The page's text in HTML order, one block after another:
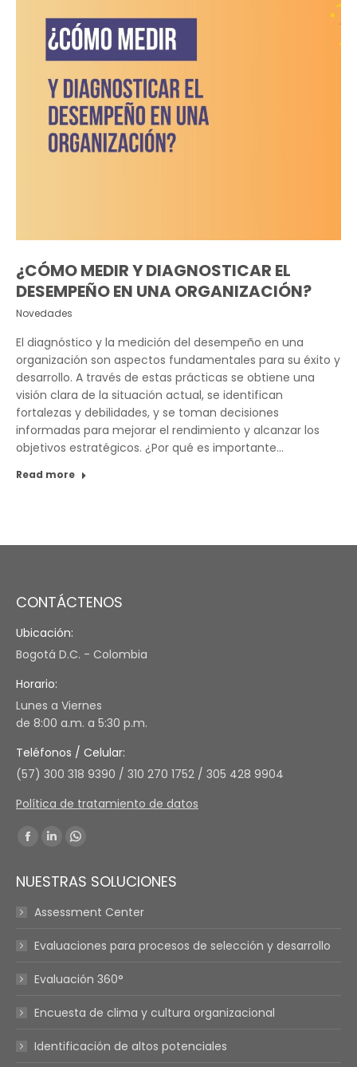
¿CÓMO MEDIR Y DIAGNOSTICAR EL
DESEMPEÑO EN UNA ORGANIZACIÓN?
Novedades
El diagnóstico y la medición del desempeño en una
organización son aspectos fundamentales para su éxito y
desarrollo. A través de estas prácticas se obtiene una
visión clara de la situación actual, se identifican
fortalezas y debilidades, y se toman decisiones
informadas para mejorar el rendimiento y alcanzar los
objetivos estratégicos. ¿Por qué es importante…
Read more
CONTÁCTENOS
Ubicación:
Bogotá D.C. - Colombia
Horario:
Lunes a Viernes
de 8:00 a.m. a 5:30 p.m.
Teléfonos / Celular:
(57) 300 318 9390 / 310 270 1752 / 305 428 9904
Política de tratamiento de datos
Find us on:
Facebook
opens
in
window
Linkedin
opens
in
window
Whatsapp
opens
in
window
NUESTRAS SOLUCIONES
Assessment Center
Evaluaciones para procesos de selección y desarrollo
Evaluación 360°
Encuesta de clima y cultura organizacional
Identificación de altos potenciales